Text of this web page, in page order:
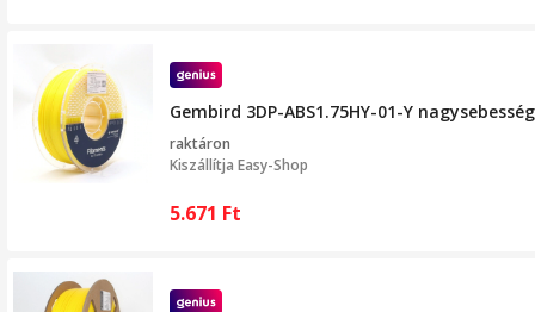
Gembird 3DP-ABS1.75HY-01-Y
raktáron
Kiszállítja Easy-Shop
5.671 Ft